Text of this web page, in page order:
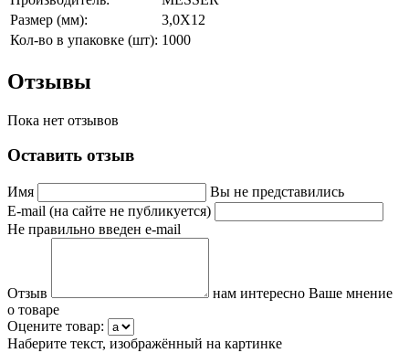
Размер (мм):
3,0X12
Кол-во в упаковке (шт): 1000
Отзывы
Пока нет отзывов
Оставить отзыв
Имя
Вы не представились
E-mail (на сайте не публикуется)
Не правильно введен e-mail
Отзыв
нам интересно Ваше мнение
о товаре
Оцените товар:
Наберите текст, изображённый на картинке